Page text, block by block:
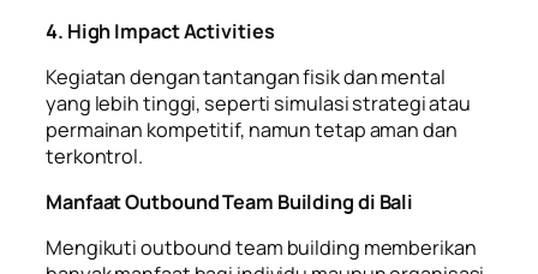
4. High Impact Activities
Kegiatan dengan tantangan fisik dan mental
yang lebih tinggi, seperti simulasi strategi atau
permainan kompetitif, namun tetap aman dan
terkontrol.
Manfaat Outbound Team Building di Bali
Mengikuti outbound team building memberikan